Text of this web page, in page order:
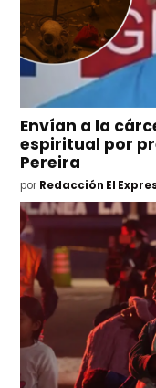
Envían a la
espiritual por
Pereira
por Redacción El